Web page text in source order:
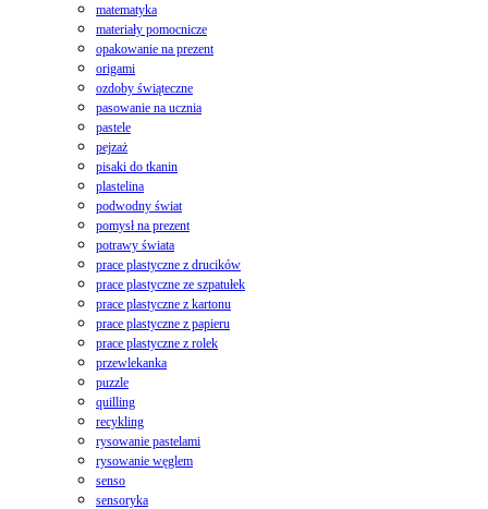
matematyka
materiały pomocnicze
opakowanie na prezent
origami
ozdoby świąteczne
pasowanie na ucznia
pastele
pejzaż
pisaki do tkanin
plastelina
podwodny świat
pomysł na prezent
potrawy świata
prace plastyczne z drucików
prace plastyczne ze szpatułek
prace plastyczne z kartonu
prace plastyczne z papieru
prace plastyczne z rolek
przewlekanka
puzzle
quilling
recykling
rysowanie pastelami
rysowanie węglem
senso
sensoryka